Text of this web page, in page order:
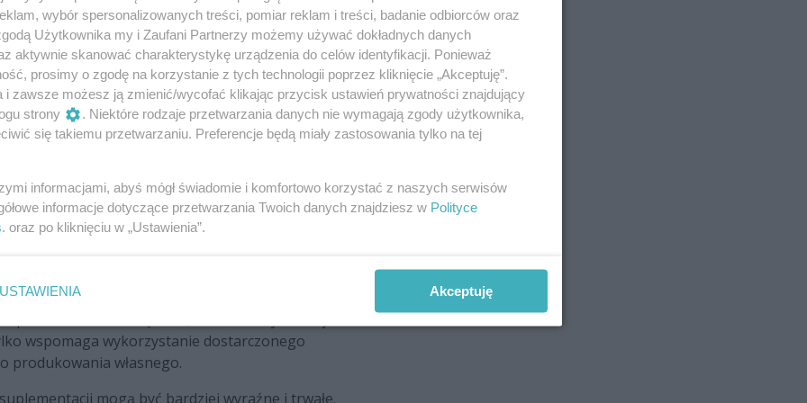
C, ponieważ organizm nie potrafi jej
– zarówno z pożywienia, jak i suplementów – jest
kolagenu.
witaminy C
kolagenu produkowanego przez organizm.
dłuższe gojenie się ran czy zwiększoną
do przedwczesnego starzenia się skóry,
Dlatego osoby przyjmujące suplementy z
witaminy C w organizmie.
połączenie
wspomaga wykorzystanie dostarczonego
produkowania własnego.
mogą być bardziej wyraźne i trwałe.
wybór spersonalizowanych treści, pomiar reklam i treści, badanie odbiorców oraz
Użytkownika my i Zaufani Partnerzy możemy używać dokładnych danych
aktywnie skanować charakterystykę urządzenia do celów identyfikacji. Ponieważ
prosimy o zgodę na korzystanie z tych technologii poprzez kliknięcie „Akceptuję”.
i zawsze możesz ją zmienić/wycofać klikając przycisk ustawień prywatności znajdujący
strony
. Niektóre rodzaje przetwarzania danych nie wymagają zgody użytkownika,
się takiemu przetwarzaniu. Preferencje będą miały zastosowania tylko na tej
informacjami, abyś mógł świadomie i komfortowo korzystać z naszych serwisów
informacje dotyczące przetwarzania Twoich danych znajdziesz w Polityce
. oraz po kliknięciu w „Ustawienia”.
USTAWIENIA Akceptuję